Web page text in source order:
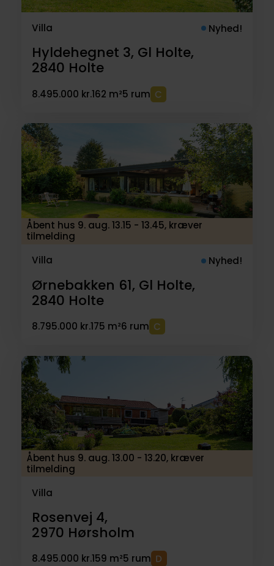
Villa Nyhed!
Hyldehegnet 3, Gl Holte,
2840 Holte
8.495.000 kr.162 m²5 rum
Åbent hus 9. aug. 13.15 - 13.45, kræver
tilmelding
Villa
Nyhed!
Ørnebakken 61, Gl Holte,
2840 Holte
8.795.000 kr.175 m²6 rum
Åbent hus 9. aug. 13.00 - 13.20, kræver
tilmelding
Villa
Rosenvej 4,
2970 Hørsholm
8.495.000 kr.159 m²5 rum